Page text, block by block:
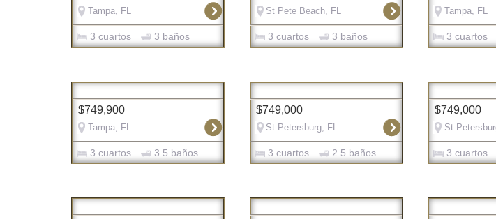
Tampa, FL
3 cuartos 3 baños
St Pete Beach, FL
3 cuartos 3 baños
Tampa, FL
3 cuartos
$749,900
Tampa, FL
3 cuartos 3.5 baños
$749,000
St Petersburg, FL
3 cuartos 2.5 baños
$749,000
St
3 cuartos